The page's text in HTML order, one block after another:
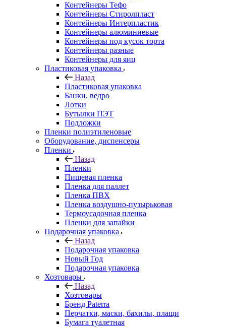
Контейнеры Тефо
Контейнеры Стиролпласт
Контейнеры Интерпластик
Контейнеры алюминиевые
Контейнеры под кусок торта
Контейнеры разные
Контейнеры для яиц
Пластиковая упаковка
Назад
Пластиковая упаковка
Банки, ведро
Лотки
Бутылки ПЭТ
Подложки
Пленки полиэтиленовые
Оборудование, диспенсеры
Пленки
Назад
Пленки
Пищевая пленка
Пленка для паллет
Пленка ПВХ
Пленка воздушно-пузырьковая
Термоусадочная пленка
Пленки для запайки
Подарочная упаковка
Назад
Подарочная упаковка
Новый Год
Подарочная упаковка
Хозтовары
Назад
Хозтовары
Бренд Paterra
Перчатки, маски, бахилы, плащи
Бумага туалетная